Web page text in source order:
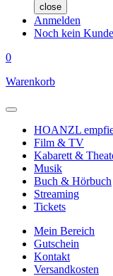
close
Anmelden
Noch kein
0
Warenkorb
HOANZL
Film & TV
Kabarett &
Musik
Buch & Hörbuch
Streaming
Tickets
Mein Bereich
Gutschein
Kontakt
Versandkosten